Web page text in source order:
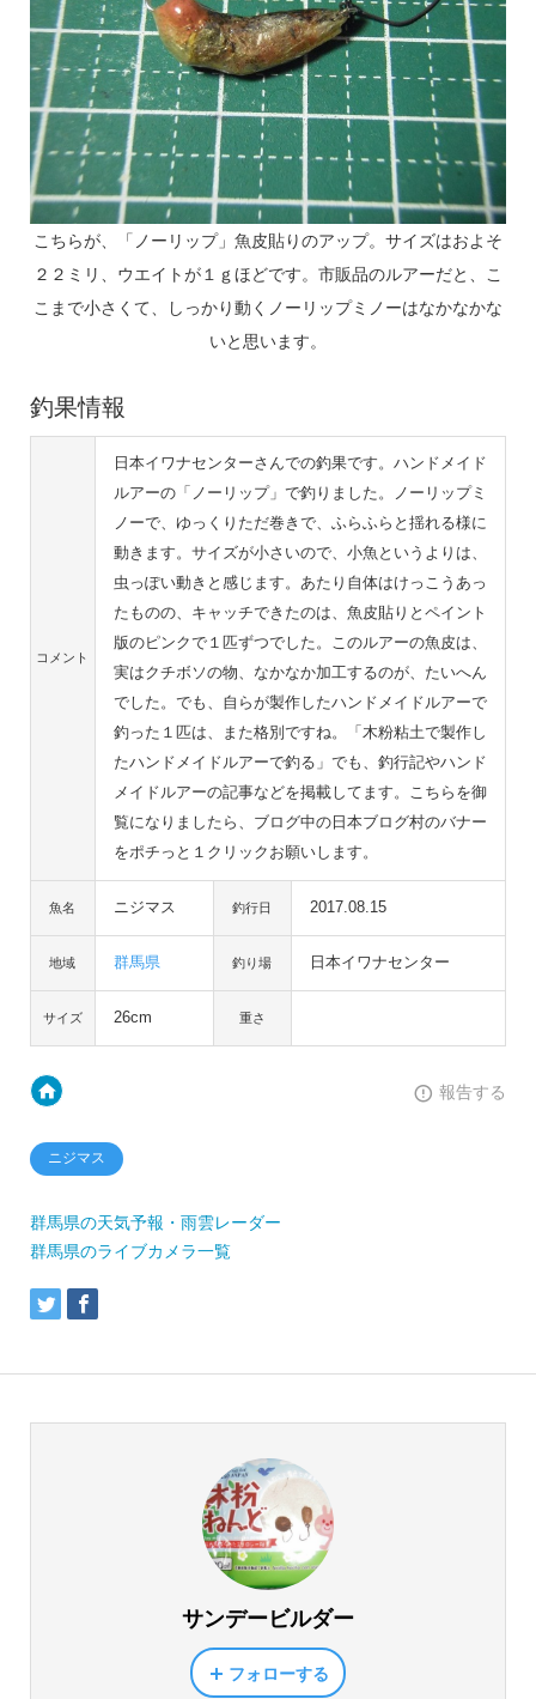
こちらが、「ノーリップ」魚皮貼りのアップ。サイズはおよそ
２２ミリ、ウエイトが１ｇほどです。市販品のルアーだと、こ
こまで小さくて、しっかり動くノーリップミノーはなかなかな
いと思います。
釣果情報
コメント
日本イワナセンターさんでの釣果です。ハンドメイド
ルアーの「ノーリップ」で釣りました。ノーリップミ
ノーで、ゆっくりただ巻きで、ふらふらと揺れる様に
動きます。サイズが小さいので、小魚というよりは、
虫っぽい動きと感じます。あたり自体はけっこうあっ
たものの、キャッチできたのは、魚皮貼りとペイント
版のピンクで１匹ずつでした。このルアーの魚皮は、
実はクチボソの物、なかなか加工するのが、たいへん
でした。でも、自らが製作したハンドメイドルアーで
釣った１匹は、また格別ですね。「木粉粘土で製作し
たハンドメイドルアーで釣る」でも、釣行記やハンド
メイドルアーの記事などを掲載してます。こちらを御
覧になりましたら、ブログ中の日本ブログ村のバナー
をポチっと１クリックお願いします。
魚名 ニジマス 釣行日 2017.08.15
地域 群馬県 釣り場 日本イワナセンター
サイズ 26cm 重さ
報告する
ニジマス
群馬県の天気予報・雨雲レーダー
群馬県のライブカメラ一覧
サンデービルダー
フォローする